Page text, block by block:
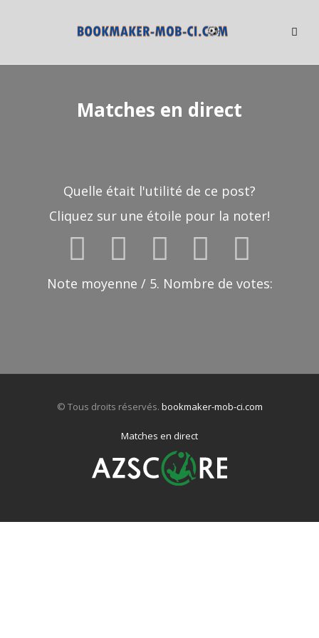
Matches en direct
Quelle était l'utilité de ce post?
Cliquez sur une étoile pour la noter!
Note moyenne / 5. Nombre de votes:
© Tous droits réservés. bookmaker-mob-ci.com
Matches en direct